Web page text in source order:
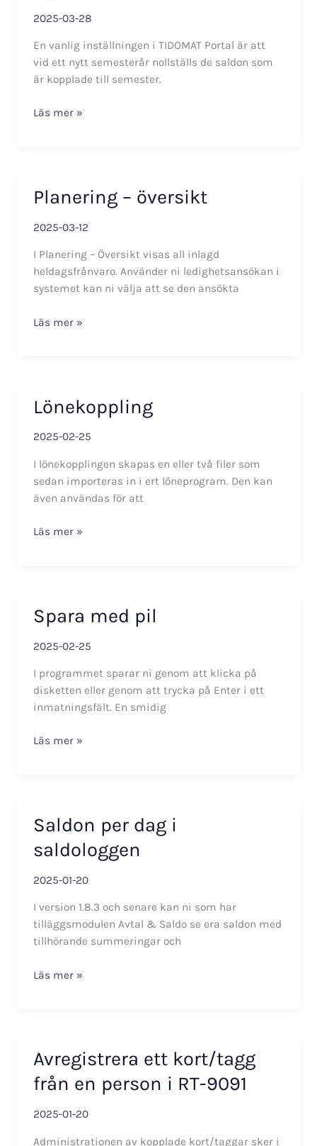
2025-03-28
En vanlig inställningen i TIDOMAT Portal är att
vid ett nytt semesterår nollställs de saldon som
är kopplade till semester.
Nytt
Läs mer »
Planering – översikt
2025-03-12
I Planering – Översikt visas all inlagd
heldagsfrånvaro. Använder ni ledighetsansökan i
systemet kan ni välja att se den ansökta
Planering
Läs mer »
Lönekoppling
2025-02-25
I lönekopplingen skapas en eller två filer som
sedan importeras in i ert löneprogram. Den kan
även användas för att
Lönekoppling
Läs mer »
Spara med pil
2025-02-25
I programmet sparar ni genom att klicka på
disketten eller genom att trycka på Enter i ett
inmatningsfält. En smidig
Spara
Läs mer »
Saldon per dag i
saldologgen
2025-01-20
I version 1.8.3 och senare kan ni som har
tilläggsmodulen Avtal & Saldo se era saldon med
tillhörande summeringar och
Saldon
Läs mer »
Avregistrera ett kort/tagg
från en person i RT-9091
2025-01-20
Administrationen av kopplade kort/taggar sker i